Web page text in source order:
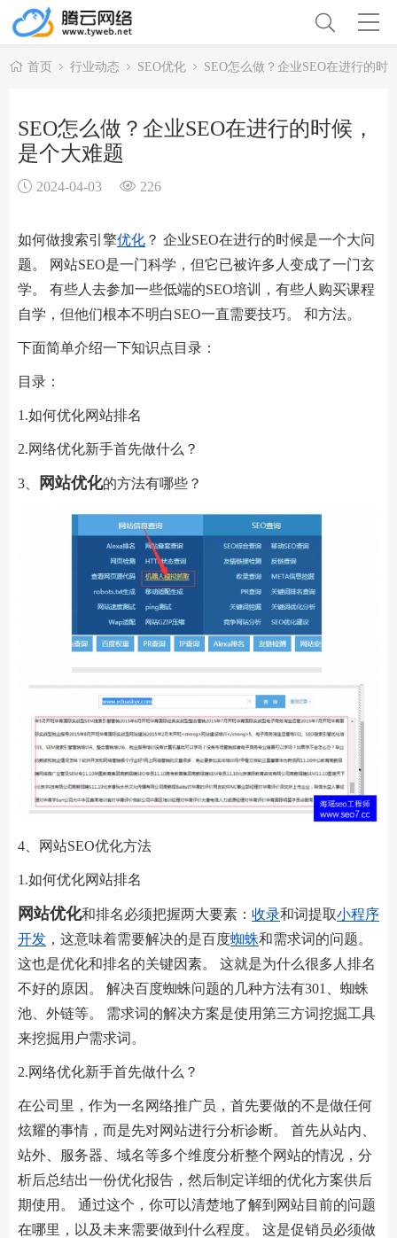
首页 行业动态 SEO优化 SEO怎么做？企业SEO在进行的时
SEO怎么做？企业SEO在进行的时候，
是个大难题
2024-04-03 226
如何做搜索引擎优化 ？ 企业SEO在进行的时候是一个大问
题。 网站SEO是一门科学，但它已被许多人变成了一门玄
学。 有些人去参加一些低端的SEO培训，有些人购买课程
自学，但他们根本不明白SEO一直需要技巧。 和方法。
下面简单介绍一下知识点目录：
目录：
1.如何优化网站排名
2.网络优化新手首先做什么？
3、 网站优化的方法有哪些？
4、网站SEO优化方法
1.如何优化网站排名
网站优化和排名必须把握两大要素： 收录和词提取小程序
开发 ，这意味着需要解决的是百度蜘蛛和需求词的问题。
这也是优化和排名的关键因素。 这就是为什么很多人排名
不好的原因。 解决百度蜘蛛问题的几种方法有301、蜘蛛
池、外链等。 需求词的解决方案是使用第三方词挖掘工具
来挖掘用户需求词。
2.网络优化新手首先做什么？
在公司里，作为一名网络推广员，首先要做的不是做任何
炫耀的事情，而是先对网站进行分析诊断。 首先从站内、
站外、服务器、域名等多个维度分析整个网站的情况，分
析后总结出一份优化报告，然后制定详细的优化方案供后
期使用。 通过这个，你可以清楚地了解到网站目前的问题
在哪里，以及未来需要做到什么程度。 这是促销员必须做